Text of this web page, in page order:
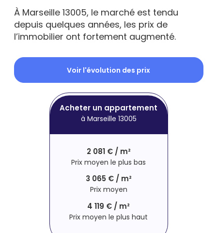
À Marseille 13005, le marché est tendu
depuis quelques années, les prix de
l’immobilier ont fortement augmenté.
Voir l'évolution des prix
Acheter un appartement
à Marseille 13005
2 081 € / m²
Prix moyen le plus bas
3 065 € / m²
Prix moyen
4 119 € / m²
Prix moyen le plus haut